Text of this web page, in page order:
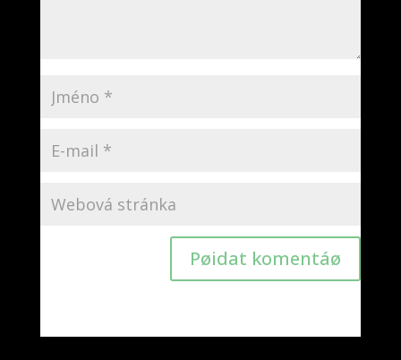
Pøidat komentáø